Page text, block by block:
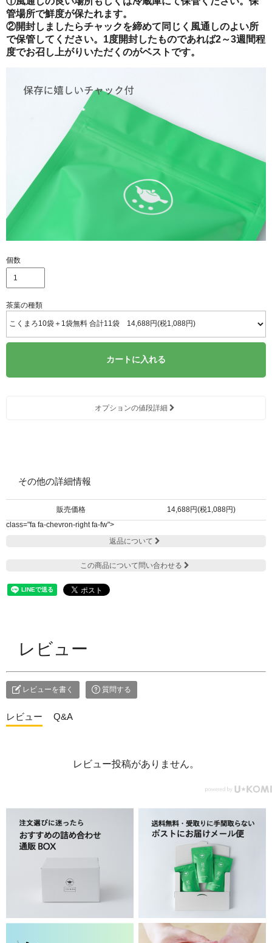
管場所で鮮度が保たれます。
②開封しましたらチャックを締めて同じく風通しのよい所
で保管してください。1度開封したものであれば2～3週間程
度でお召し上がりいただくのがベストです。
個数
茶葉の種類
カートに入れる
オプションの値段詳細
その他の詳細情報
販売価格
14,688円(税1,088円)
class="fa fa-chevron-right fa-fw">
返品について
この商品について問い合わせる
レビュー
レビューを書く 質問する
レビュー Q&A
レビュー投稿がありません。